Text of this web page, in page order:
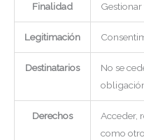
Finalidad
Legitimación
Destinatarios
No se
Derechos
Acceder,
como